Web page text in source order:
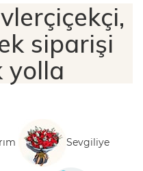
siparişi
yolla
Sevgiliye